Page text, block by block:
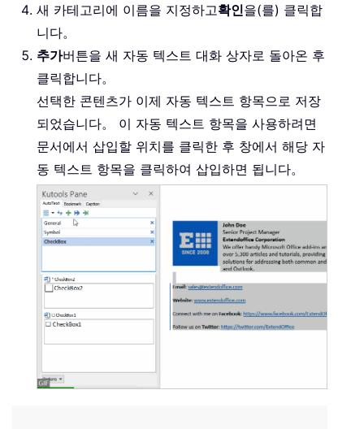
새 카테고리에 이름을 지정하고확인을(를) 클릭합
니다。
추가버튼을 새 자동 텍스트 대화 상자로 돌아온 후
클릭합니다。
선택한 콘텐츠가 이제 자동 텍스트 항목으로 저장
되었습니다。 이 자동 텍스트 항목을 사용하려면
문서에서 삽입할 위치를 클릭한 후 창에서 해당 자
동 텍스트 항목을 클릭하여 삽입하면 됩니다。